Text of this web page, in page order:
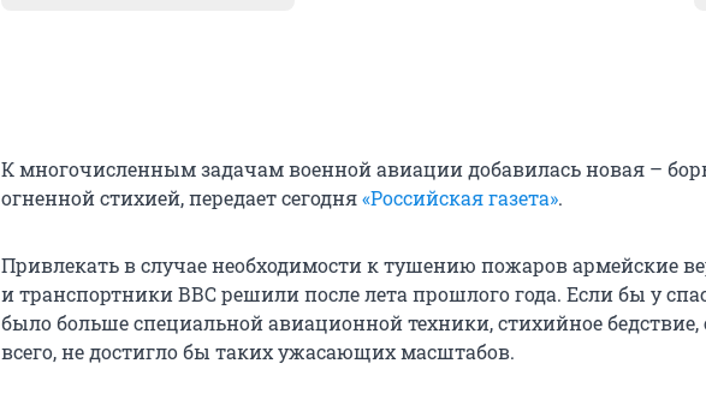
К многочисленным задачам военной авиации добавилась новая –
огненной стихией, передает сегодня«Российская газета».
Привлекать в случае необходимости к тушению пожаров армейские
и транспортники ВВС решили после лета прошлого года. Если бы у
было больше специальной авиационной техники, стихийное бедствие,
всего, не достигло бы таких ужасающих масштабов.